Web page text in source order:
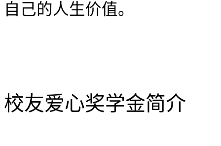
自己的人生价值。
校友爱心奖学金简介